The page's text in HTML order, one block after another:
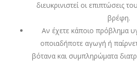
διευκρινιστεί οι επιπτώσεις
βρέφη.
Αν έχετε κάποιο πρόβλημα
οποιαδήποτε αγωγή ή
βότανα και συμπληρώματα